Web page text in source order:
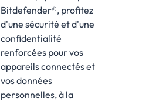
Bitdefender®, profitez
d'une sécurité et d'une
confidentialité
renforcées pour vos
appareils connectés et
vos données
personnelles, à la